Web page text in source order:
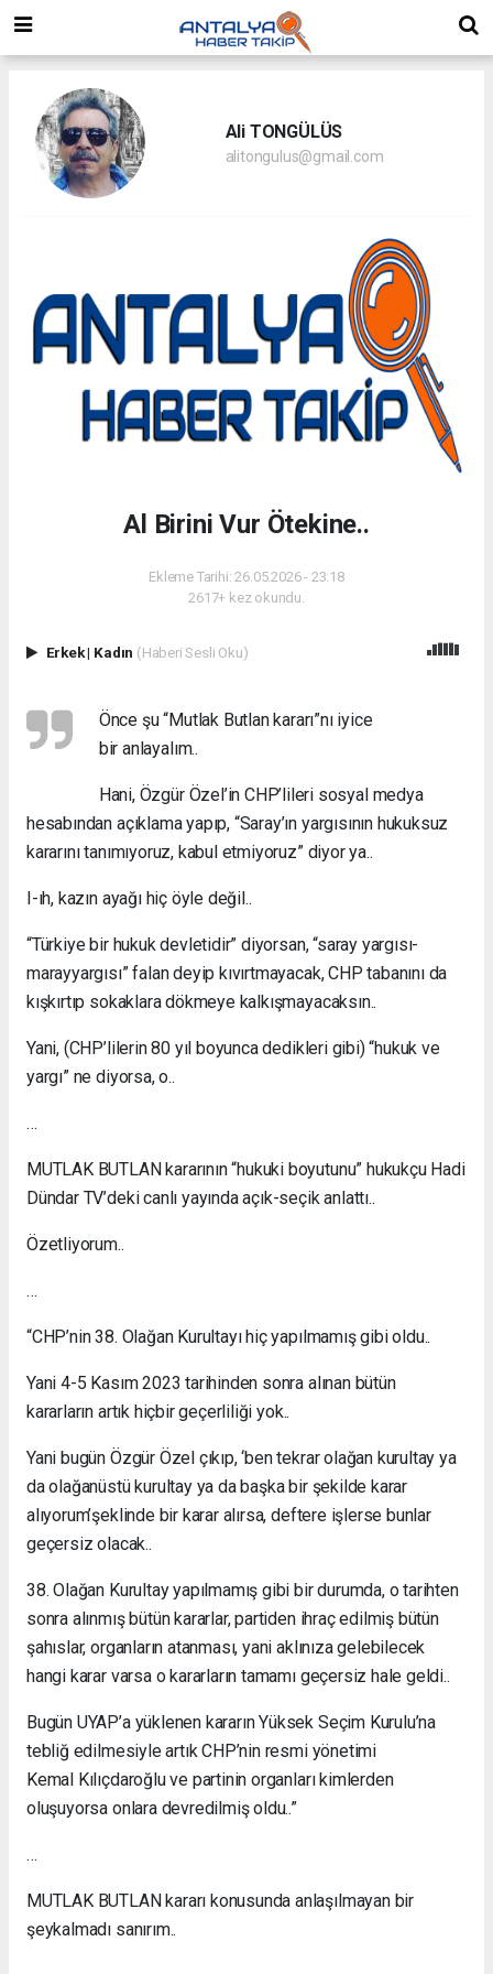
Ali TONGÜLÜS
alitongulus@gmail.com
Al Birini Vur Ötekine..
Ekleme Tarihi: 26.05.2026 - 23:18
2617+ kez okundu.
Erkek| Kadın (Haberi Sesli Oku)
Önce şu “Mutlak Butlan kararı”nı iyice
bir anlayalım..
Hani, Özgür Özel’in CHP’lileri sosyal medya
hesabından açıklama yapıp, “Saray’ın yargısının hukuksuz
kararını tanımıyoruz, kabul etmiyoruz” diyor ya..
I-ıh, kazın ayağı hiç öyle değil..
“Türkiye bir hukuk devletidir” diyorsan, “saray yargısı-
marayyargısı” falan deyip kıvırtmayacak, CHP tabanını da
kışkırtıp sokaklara dökmeye kalkışmayacaksın..
Yani, (CHP’lilerin 80 yıl boyunca dedikleri gibi) “hukuk ve
yargı” ne diyorsa, o..
…
MUTLAK BUTLAN kararının “hukuki boyutunu” hukukçu Hadi
Dündar TV’deki canlı yayında açık-seçik anlattı..
Özetliyorum..
…
“CHP’nin 38. Olağan Kurultayı hiç yapılmamış gibi oldu..
Yani 4-5 Kasım 2023 tarihinden sonra alınan bütün
kararların artık hiçbir geçerliliği yok..
Yani bugün Özgür Özel çıkıp, ‘ben tekrar olağan kurultay ya
da olağanüstü kurultay ya da başka bir şekilde karar
alıyorum’şeklinde bir karar alırsa, deftere işlerse bunlar
geçersiz olacak..
38. Olağan Kurultay yapılmamış gibi bir durumda, o tarihten
sonra alınmış bütün kararlar, partiden ihraç edilmiş bütün
şahıslar, organların atanması, yani aklınıza gelebilecek
hangi karar varsa o kararların tamamı geçersiz hale geldi..
Bugün UYAP’a yüklenen kararın Yüksek Seçim Kurulu’na
tebliğ edilmesiyle artık CHP’nin resmi yönetimi
Kemal Kılıçdaroğlu ve partinin organları kimlerden
oluşuyorsa onlara devredilmiş oldu..”
…
MUTLAK BUTLAN kararı konusunda anlaşılmayan bir
şeykalmadı sanırım..